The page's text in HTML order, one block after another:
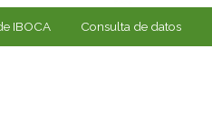
IBOCA Consulta de datos